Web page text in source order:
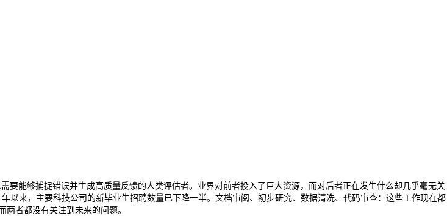
能够捕捉错误并生成高质量反馈的人类评估者。业界对前者投入了巨大资源，而对后者正在发生什么却几乎毫无关
来，主要科技公司的新毕业生招聘数量已下降一半。文档审阅、初步研究、数据清洗、代码审查：这些工作现在都
者都没有关注到未来的问题。